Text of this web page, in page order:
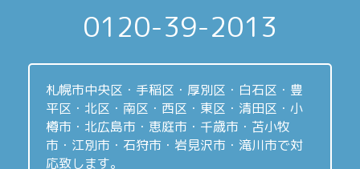
0120-39-2013
札幌市中央区・手稲区・厚別区・白石区・豊
平区・北区・南区・西区・東区・清田区・小
樽市・北広島市・恵庭市・千歳市・苫小牧
市・江別市・石狩市・岩見沢市・滝川市で対
応致します。